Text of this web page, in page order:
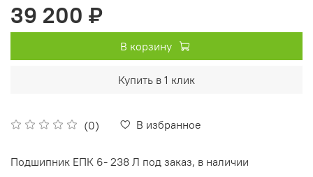
(0) В избранное
39 200 ₽
В корзину
Купить в 1 клик
Подшипник ЕПК 6- 238 Л под заказ, в наличии